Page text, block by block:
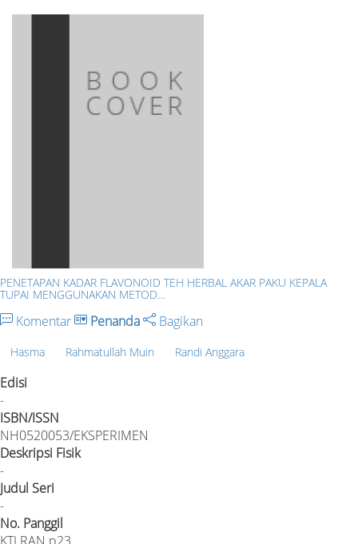
PENETAPAN KADAR FLAVONOID TEH HERBAL AKAR PAKU KEPALA
TUPAI MENGGUNAKAN METOD…
Komentar Penanda Bagikan
Hasma Rahmatullah Muin Randi Anggara
Edisi
-
ISBN/ISSN
NH0520053/EKSPERIMEN
Deskripsi Fisik
-
Judul Seri
-
No. Panggil